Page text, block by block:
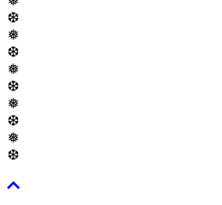
❆
❅
❆
❅
❆
❅
❆
❅
❆